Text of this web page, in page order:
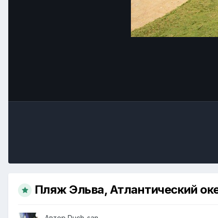
Пляж Эльва, Атлантический